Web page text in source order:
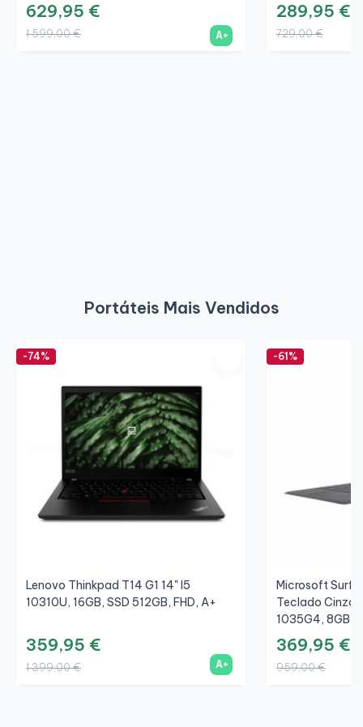
629,95 €
1 599,00 € A+
289,95 €
729,00 €
Portáteis Mais Vendidos
-74%
Lenovo Thinkpad T14 G1 14" I5
10310U, 16GB, SSD 512GB, FHD, A+
359,95 €
1 399,00 € A+
-61%
Microsoft
Teclado Cinza/
1035G4, 8GB,
369,95 €
959,00 €